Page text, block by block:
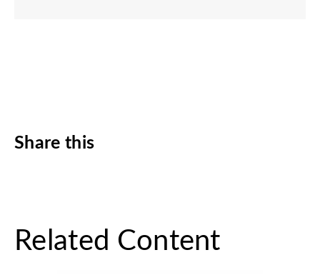
Share this
Related Content